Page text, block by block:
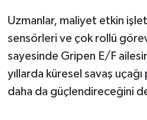
Uzmanlar, maliyet etkin
sensörleri ve çok rollü
sayesinde Gripen E/F
yıllarda küresel savaş
daha da güçlendireceğini